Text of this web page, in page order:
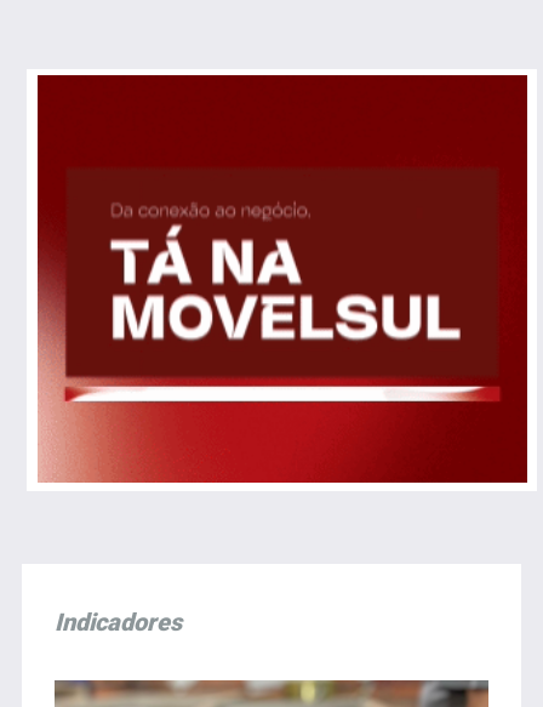
Indicadores